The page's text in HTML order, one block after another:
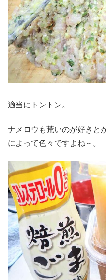
適当にトントン。
ナメロウも荒いのが好きと
によって色々ですよね～。